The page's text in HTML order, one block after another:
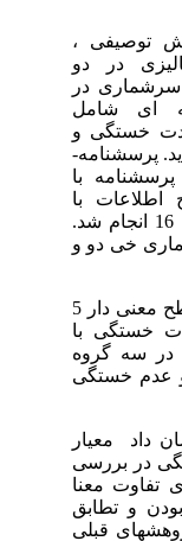
،
در دو
در
ای شامل
خستگی و
پرسشنامه­
با
با
نسخه 16 انجام شد.
خی دو و
آزمون آماری فیشر با سطح معنی دار 5
خستگی با
در سه گروه
خستگی
داد معیار
در بررسی
معنا
و تطابق
قبلی